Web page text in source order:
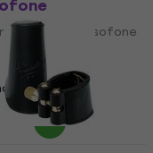
za tenor saksofone
po narudžbi